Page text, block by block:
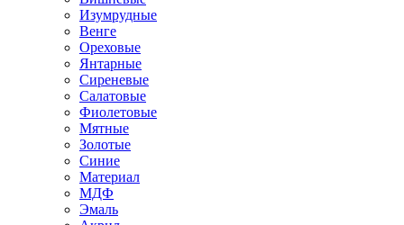
Изумрудные
Венге
Ореховые
Янтарные
Сиреневые
Салатовые
Фиолетовые
Мятные
Золотые
Синие
Материал
МДФ
Эмаль